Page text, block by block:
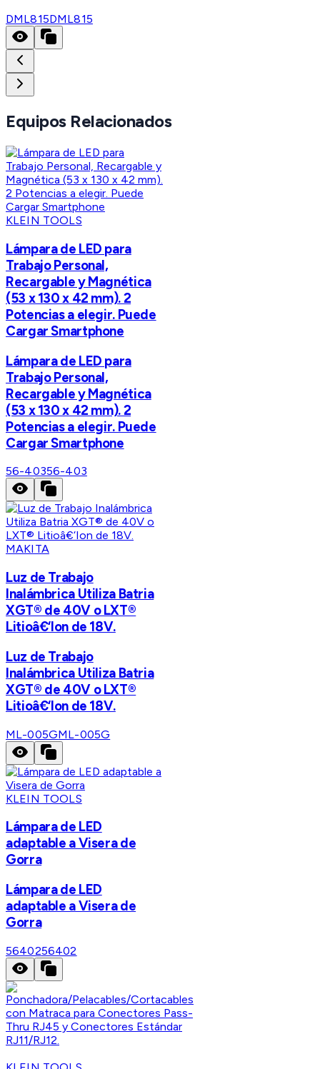
DML815DML815
Equipos Relacionados
KLEIN TOOLS
Lámpara de LED para
Trabajo Personal,
Recargable y Magnética
(53 x 130 x 42 mm). 2
Potencias a elegir. Puede
Cargar Smartphone
Lámpara de LED para
Trabajo Personal,
Recargable y Magnética
(53 x 130 x 42 mm). 2
Potencias a elegir. Puede
Cargar Smartphone
56-40356-403
MAKITA
Luz de Trabajo
Inalámbrica Utiliza Batria
XGT® de 40V o LXT®
Litioâ€‘Ion de 18V.
Luz de Trabajo
Inalámbrica Utiliza Batria
XGT® de 40V o LXT®
Litioâ€‘Ion de 18V.
ML-005GML-005G
KLEIN TOOLS
Lámpara de LED
adaptable a Visera de
Gorra
Lámpara de LED
adaptable a Visera de
Gorra
5640256402